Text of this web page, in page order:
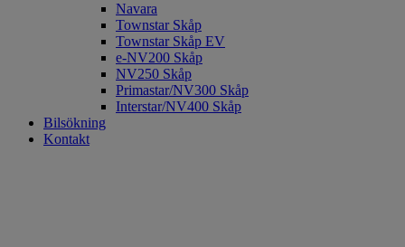
Navara
Townstar Skåp
Townstar Skåp EV
e-NV200 Skåp
NV250 Skåp
Primastar/NV300 Skåp
Interstar/NV400 Skåp
Bilsökning
Kontakt